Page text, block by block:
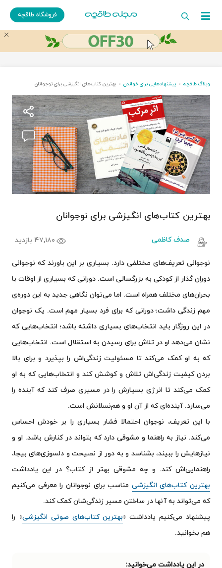
فروشگاه طاقچه
وبلاگ طاقچه پیشنهادهایی برای خواندن بهترین کتاب‌های انگیزشی برای نوجوانان
بهترین کتاب‌های انگیزشی برای نوجوانان
صدف کاظمی
۴۷,۱۸۰ بازدید
نوجوانی تعریف‌های مختلفی دارد. بسیاری بر این باورند که نوجوانی
دوران گذار از کودکی به بزرگسالی است. دورانی که بسیاری از اوقات با
بحران‌های مختلف همراه است. اما می‌توان نگاهی جدید به این دوره‌ی‌
مهم زندگی داشت؛ دورانی که برای فرد بسیار مهم است. یک نوجوان
در این روزگار باید انتخاب‌های بسیاری داشته باشد؛ انتخاب‌هایی که
نشان می‌دهد او در تلاش برای رسیدن به استقلال است. انتخاب‌هایی
که به او کمک می‌کند تا مسئولیت زندگی‌اش را بپذیرد و برای بالا
بردن کیفیت زندگی‌اش تلاش و کوشش کند و انتخاب‌هایی که به او
کمک می‌کند تا انرژی بسیارش را در مسیری صرف کند که آینده را
می‎‎‌سازد. آینده‌ای که از آن او و هم‌نسلانش است.
با این تعریف، نوجوان احتمالا فشار بسیاری را بر خودش احساس
می‌کند. نیاز به راهنما و مشوقی دارد که بتواند در کنارش باشد. او و
نیازهایش را ببیند، بشناسد و به دور از نصیحت و دلسوزی‌های بیجا،
راهنمایی‌اش کند. و چه مشوقی بهتر از کتاب؟ در این یادداشت
بهترین کتاب‌های انگیزشی مناسب برای نوجوانان را معرفی می‌کنیم
که می‌تواند به آنها در ساختن مسیر زندگی‌شان کمک کند.
‌پیشنهاد می‌کنیم یادداشت «بهترین کتاب‌های صوتی انگیزشی» را
هم بخوانید.